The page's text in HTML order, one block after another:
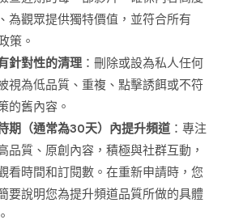
為觀眾提供獨特價值，並符合所有
策。
針對性的清理 ：刪除或設為私人任何
視為低品質、重複、點擊誘餌或不符
的舊內容。
期（通常為30天）內提升頻道 ：專注
品質、原創內容，積極與社群互動，
看時間和訂閱數。在重新申請時，您
要說明您為提升頻道品質所做的具體